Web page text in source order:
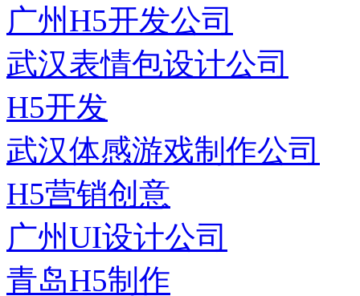
广州H5开发公司
武汉表情包设计公司
H5开发
武汉体感游戏制作公司
H5营销创意
广州UI设计公司
青岛H5制作